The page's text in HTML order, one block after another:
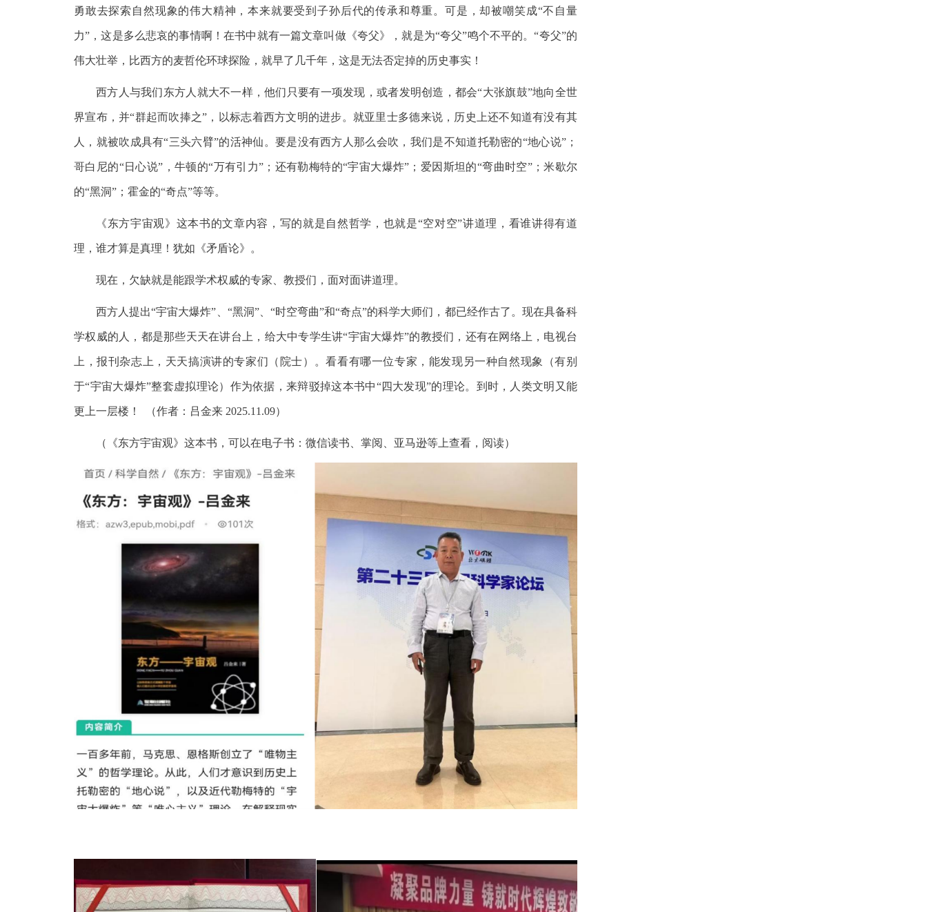
勇敢去探索自然现象的伟大精神，本来就要受到子孙后代的传承和尊重。可是，却被嘲笑成“不自量
力”，这是多么悲哀的事情啊！在书中就有一篇文章叫做《夸父》，就是为“夸父”鸣个不平的。“夸父”的
伟大壮举，比西方的麦哲伦环球探险，就早了几千年，这是无法否定掉的历史事实！
西方人与我们东方人就大不一样，他们只要有一项发现，或者发明创造，都会“大张旗鼓”地向全世
界宣布，并“群起而吹捧之”，以标志着西方文明的进步。就亚里士多德来说，历史上还不知道有没有其
人，就被吹成具有“三头六臂”的活神仙。要是没有西方人那么会吹，我们是不知道托勒密的“地心说”；
哥白尼的“日心说”，牛顿的“万有引力”；还有勒梅特的“宇宙大爆炸”；爱因斯坦的“弯曲时空”；米歇尔
的“黑洞”；霍金的“奇点”等等。
《东方宇宙观》这本书的文章内容，写的就是自然哲学，也就是“空对空”讲道理，看谁讲得有道
理，谁才算是真理！犹如《矛盾论》。
现在，欠缺就是能跟学术权威的专家、教授们，面对面讲道理。
西方人提出“宇宙大爆炸”、“黑洞”、“时空弯曲”和“奇点”的科学大师们，都已经作古了。现在具备科
学权威的人，都是那些天天在讲台上，给大中专学生讲“宇宙大爆炸”的教授们，还有在网络上，电视台
上，报刊杂志上，天天搞演讲的专家们（院士）。看看有哪一位专家，能发现另一种自然现象（有别
于“宇宙大爆炸”整套虚拟理论）作为依据，来辩驳掉这本书中“四大发现”的理论。到时，人类文明又能
更上一层楼！ （作者：吕金来 2025.11.09）
（《东方宇宙观》这本书，可以在电子书：微信读书、掌阅、亚马逊等上查看，阅读）